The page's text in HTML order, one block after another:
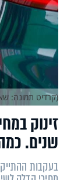
זינוק
שנים.
(קרדיט תמונה: